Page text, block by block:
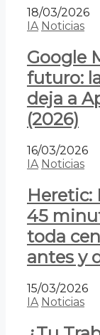
18/03/2026
IA Noticias
Google
futuro:
deja a
(2026)
16/03/2026
IA Noticias
Heretic:
45
toda
antes y
15/03/2026
IA Noticias